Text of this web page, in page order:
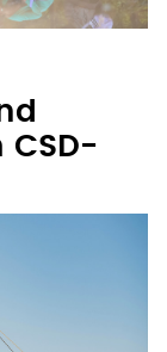
CSD-